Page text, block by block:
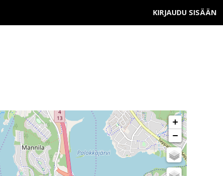
KIRJAUDU SISÄÄN
+
−